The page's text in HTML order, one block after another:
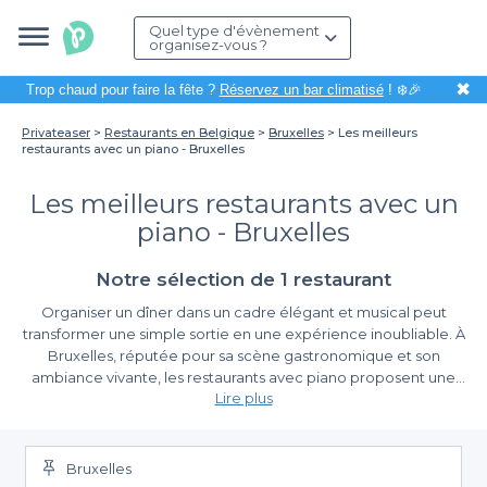
Quel type d'évènement
organisez-vous ?
Trop chaud pour faire la fête ? Réservez un bar climatisé! ❄️🎉 ✖
Privateaser Restaurants en Belgique Bruxelles
Les meilleurs
restaurants avec un piano - Bruxelles
Les meilleurs restaurants avec un
piano - Bruxelles
Notre sélection de 1 restaurant
Organiser un dîner dans un cadre élégant et musical peut
transformer une simple sortie en une expérience inoubliable. À
Bruxelles, réputée pour sa scène gastronomique et son
ambiance vivante, les restaurants avec piano proposent une
atmosphère unique marquée par des performances musicales
célébration ou un dîner d’affaires, ces établissements ajoutent
une touche de magie à votre soirée.
Simplifiez votre réservation avec Privateaser
Grâce à Privateaser, trouver un restaurant avec piano à Bruxelles
Lire plus
Bruxelles